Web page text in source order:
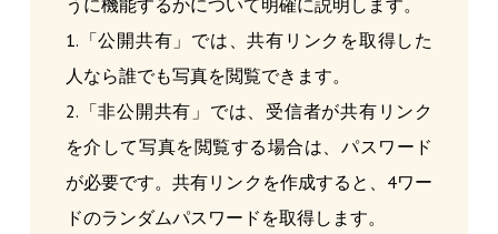
1.「公開共有」では、共有リンクを取得した
人なら誰でも写真を閲覧できます。
2.「非公開共有」では、受信者が共有リンク
を介して写真を閲覧する場合は、パスワード
が必要です。共有リンクを作成すると、4ワー
ドのランダムパスワードを取得します。